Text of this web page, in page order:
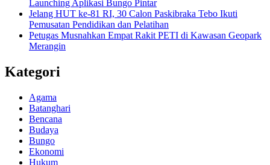
Launching Aplikasi Bungo Pintar
Jelang HUT ke-81 RI, 30 Calon Paskibraka Tebo Ikuti
Pemusatan Pendidikan dan Pelatihan
Petugas Musnahkan Empat Rakit PETI di Kawasan Geopark
Merangin
Kategori
Agama
Batanghari
Bencana
Budaya
Bungo
Ekonomi
Hukum